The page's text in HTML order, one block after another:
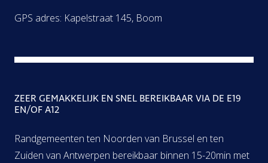
GPS adres: Kapelstraat 145, Boom
ZEER GEMAKKELIJK EN SNEL BEREIKBAAR VIA DE E19
EN/OF A12
Randgemeenten ten Noorden van Brussel en ten
Zuiden van Antwerpen bereikbaar binnen 15-20min met